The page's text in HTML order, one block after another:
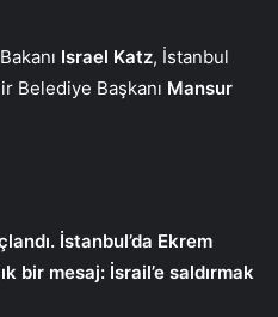
Israel Katz, İstanbul
Belediye Başkanı Mansur
İstanbul’da Ekrem
bir mesaj: İsrail’e saldırmak